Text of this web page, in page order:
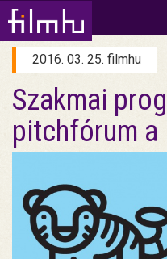
2016. 03. 25. filmhu
Szakmai
pitchfórum a